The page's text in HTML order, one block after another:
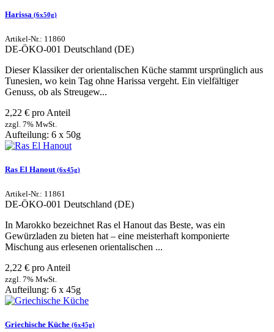
Harissa (6x50g)
Artikel-Nr.: 11860
DE-ÖKO-001 Deutschland (DE)
Dieser Klassiker der orientalischen Küche stammt ursprünglich aus
Tunesien, wo kein Tag ohne Harissa vergeht. Ein vielfältiger
Genuss, ob als Streugew...
2,22 € pro Anteil
zzgl. 7% MwSt.
Aufteilung: 6 x 50g
Ras El Hanout (6x45g)
Artikel-Nr.: 11861
DE-ÖKO-001 Deutschland (DE)
In Marokko bezeichnet Ras el Hanout das Beste, was ein
Gewürzladen zu bieten hat – eine meisterhaft komponierte
Mischung aus erlesenen orientalischen ...
2,22 € pro Anteil
zzgl. 7% MwSt.
Aufteilung: 6 x 45g
Griechische Küche (6x45g)